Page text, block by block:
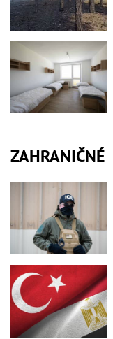
ZAHRANIČNÉ